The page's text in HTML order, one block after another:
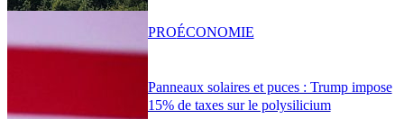
Panneaux solaires et puces : Trump impose
15% de taxes sur le polysilicium
PROÉCONOMIE